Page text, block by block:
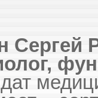
Сергей